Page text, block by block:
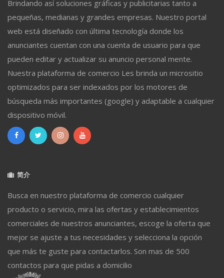
Brindando así soluciones gráficas y publicitarias tanto a
pequeñas, medianas y grandes empresas. Nuestro portal
web está diseñado con última tecnología donde los
anunciantes cuentan con una cuenta de usuario para que
pueden editar y actualizar su anuncio personal mente.
Nuestra plataforma de comercio Les brinda un micrositio
optimizados para ser indexados por los motores de
búsqueda más importantes (google) y adaptable a cualquier
dispositivo móvil.
简介
Busca en nuestro plataforma de comercio cualquier
producto o servicio, mira las ofertas y establecimientos
comerciales de nuestros anunciantes, escoge la oferta que
mejor se ajuste a tus necesidades y selecciona la opción
que más te guste para contactarlos. Son mas de 500
contactos para que pidas a domicilio